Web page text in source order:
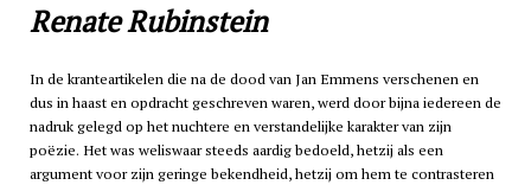
Renate Rubinstein
In de kranteartikelen die na de dood van Jan Emmens verschenen en
dus in haast en opdracht geschreven waren, werd door bijna iedereen de
nadruk gelegd op het nuchtere en verstandelijke karakter van zijn
poëzie. Het was weliswaar steeds aardig bedoeld, hetzij als een
argument voor zijn geringe bekendheid, hetzij om hem te contrasteren